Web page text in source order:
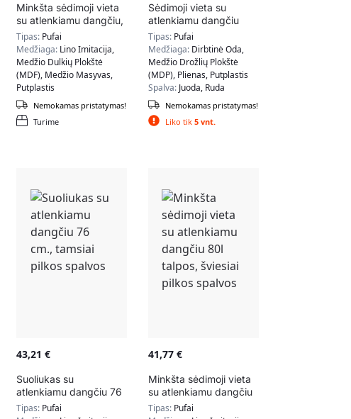
Minkšta sėdimoji vieta
su atlenkiamu dangčiu,
pilkos spalvos
Tipas: Pufai
Medžiaga: Lino Imitacija,
Medžio Dulkių Plokštė
(MDF), Medžio Masyvas,
Putplastis
Spalva:
Pilka
Turime
Nemokamas pristatymas!
Sėdimoji vieta su
atlenkiamu dangčiu
LSB50BX, rudos/juodos
spalvos
Tipas: Pufai
Medžiaga: Dirbtinė Oda,
Medžio Drožlių Plokštė
(MDP), Plienas, Putplastis
Spalva: Juoda, Ruda
Liko tik 5 vnt.
Nemokamas pristatymas!
43,21€
Suoliukas su
atlenkiamu dangčiu 76
cm., tamsiai pilkos
Tipas: Pufai
41,77 €
Minkšta sėdimoji vieta
su atlenkiamu dangčiu
80l talpos, šviesiai
Tipas: Pufai